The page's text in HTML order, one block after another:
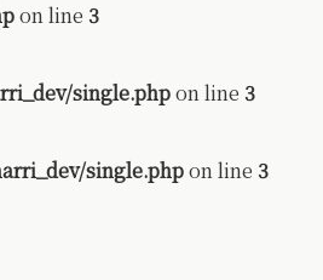
on line 3
single.phpon line 3
single.phpon line 3